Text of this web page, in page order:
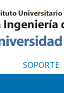
al
contenido
principal
SOPORTE